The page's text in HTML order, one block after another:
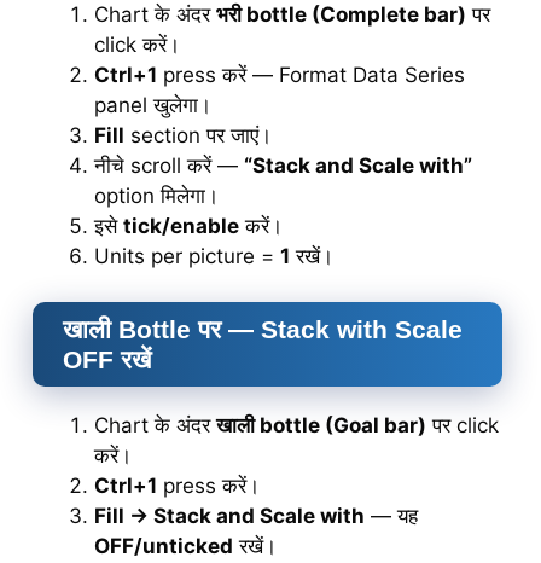
Chart के अंदर भरी bottle (Complete bar) पर
click करें।
Ctrl+1 press करें — Format Data Series
panel खुलेगा।
Fill section पर जाएं।
नीचे scroll करें — “Stack and Scale with”
option मिलेगा।
इसे tick/enable करें।
Units per picture = 1 रखें।
खाली Bottle पर — Stack with Scale
OFF रखें
Chart के अंदरखाली bottle (Goal bar) पर click
करें।
Ctrl+1 press करें।
Fill → Stack and Scale with — यह
OFF/unticked रखें।